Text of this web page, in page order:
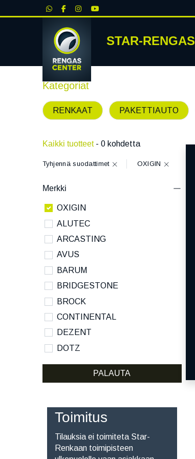
STAR-RENGAS
Kategoriat
RENKAAT PAKETTIAUTO
Kaikki tuotteet - 0 kohdetta
Tyhjennä suodattimet OXIGIN
Merkki
OXIGIN
ALUTEC
ARCASTING
AVUS
BARUM
BRIDGESTONE
BROCK
CONTINENTAL
DEZENT
DOTZ
DYNAMO
KUMHO ECSTA SPORT S
NANKANG
NOKIAN
PALAUTA
Toimitus
Tilauksia ei toimiteta Star-
Renkaan toimipisteen